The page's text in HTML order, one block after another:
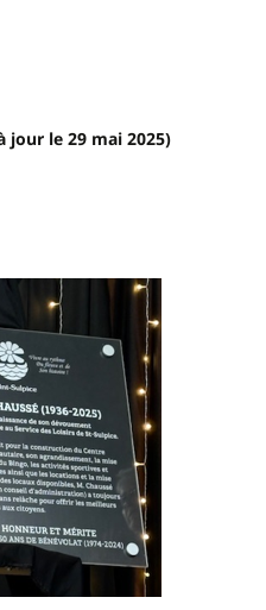
jour le 29 mai 2025)